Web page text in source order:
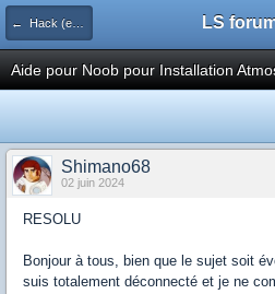
← Hack (exploits, homebrews...) LS
Aide pour Noob pour Installation
Shimano68
02 juin 2024
RESOLU
Bonjour à tous, bien que le sujet soit
suis totalement déconnecté et je ne